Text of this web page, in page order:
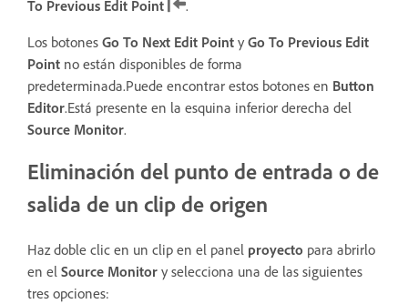
To Previous Edit Point
.
Los botones Go To Next Edit Point y Go To Previous Edit
Point no están disponibles de forma
predeterminada.Puede encontrar estos botones en Button
Editor.Está presente en la esquina inferior derecha del
Source Monitor.
Eliminación del punto de entrada o de
salida de un clip de origen
Haz doble clic en un clip en el panel proyecto para abrirlo
en el Source Monitor y selecciona una de las siguientes
tres opciones: